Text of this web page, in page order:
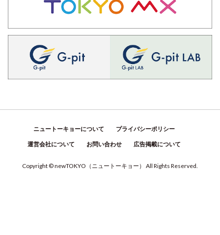
ニュートーキョーについて プライバシーポリシー
運営会社について お問い合わせ 広告掲載について
Copyright © newTOKYO （ ニュートーキョー ） All Rights Reserved.